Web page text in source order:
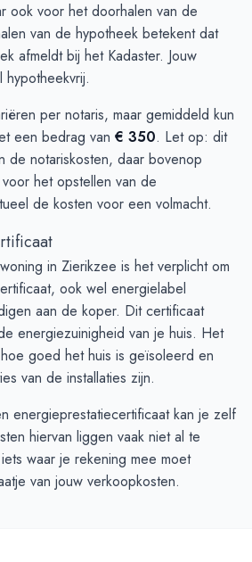
ook voor het doorhalen van de
van de hypotheek betekent dat
afmeldt bij het Kadaster. Jouw
per notaris, maar gemiddeld kun
een bedrag van € 350. Let op: dit
de notariskosten, daar bovenop
het opstellen van de
de kosten voor een volmacht.
in Zierikzee is het verplicht om
ook wel energielabel
aan de koper. Dit certificaat
energiezuinigheid van je huis. Het
goed het huis is geïsoleerd en
van de installaties zijn.
energieprestatiecertificaat kan je zelf
hiervan liggen vaak niet al te
waar je rekening mee moet
van jouw verkoopkosten.